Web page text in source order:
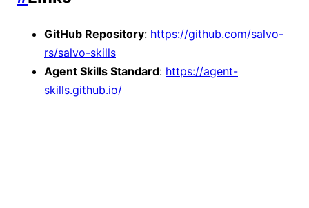
GitHub Repository: https://github.com/salvo-
rs/salvo-skills
Agent Skills Standard: https://agent-
skills.github.io/